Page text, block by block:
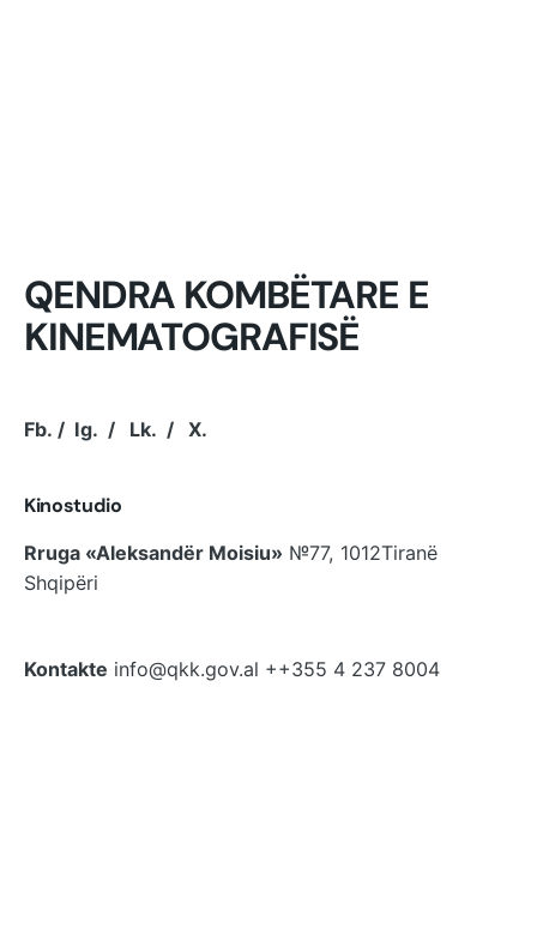
QENDRA KOMBËTARE E
KINEMATOGRAFISË
Fb. / Ig. / Lk. / X.
Kinostudio
Rruga «Aleksandër Moisiu» №77, 1012Tiranë
Shqipëri
Kontakte info@qkk.gov.al ++355 4 237 8004